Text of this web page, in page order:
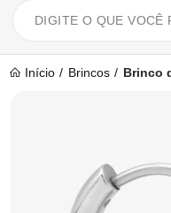
Início Brincos Brinco